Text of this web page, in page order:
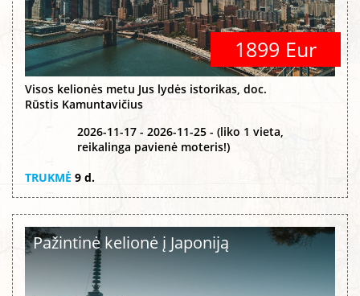
1899 Eur
Visos kelionės metu Jus lydės istorikas, doc.
Rūstis Kamuntavičius
2026-11-17 - 2026-11-25 - (liko 1 vieta,
reikalinga pavienė moteris!)
TRUKMĖ 9 d.
Pažintinė kelionė į Japoniją